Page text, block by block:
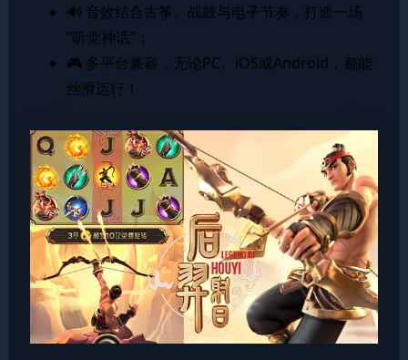
🔊 音效结合古筝、战鼓与电子节奏，打造一场
“听觉神话”；
🎮 多平台兼容，无论PC、iOS或Android，都能
丝滑运行！